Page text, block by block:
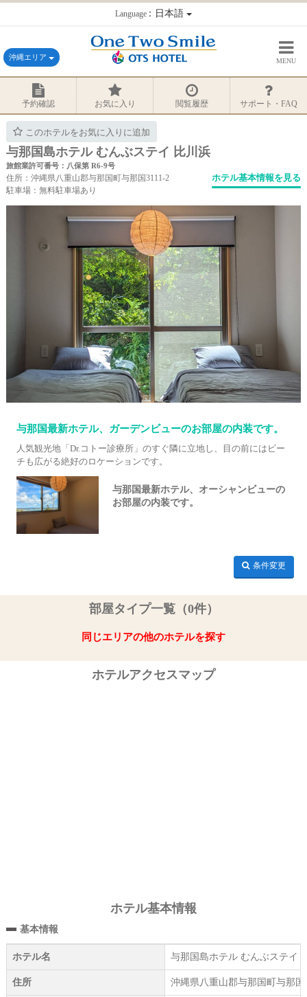
Language：日本語
沖縄エリア MENU
予約確認 お気に入り 閲覧履歴 サポート・FAQ
このホテルをお気に入りに追加
与那国島ホテル むんぶステイ 比川浜
旅館業許可番号：八保第 R6-9号
住所：沖縄県八重山郡与那国町与那国3111-2
駐車場：無料駐車場あり
ホテル基本情報を見る
与那国最新ホテル、ガーデンビューのお部屋の内装です。
人気観光地「Dr.コトー診療所」のすぐ隣に立地し、目の前にはビー
チも広がる絶好のロケーションです。
与那国最新ホテル、オーシャンビューの
お部屋の内装です。
条件変更
部屋タイプ一覧（0件）
同じエリアの他のホテルを探す
ホテルアクセスマップ
ホテル基本情報
基本情報
ホテル名 与那国島ホテル むんぶステイ
住所 沖縄県八重山郡与那国町与那国